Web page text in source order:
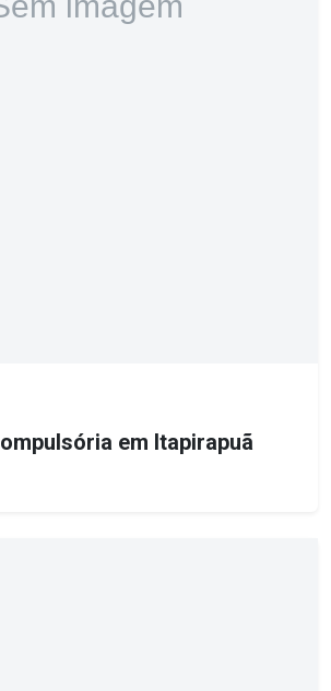
em Itapirapuã